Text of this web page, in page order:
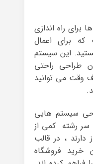
راه اندازی
که برای اعمال
این سیستم
طراحی راحتی
وقت می توانید
سیستم هایی
سر رشته کمی از
، در قالب
خرید فروشگاه